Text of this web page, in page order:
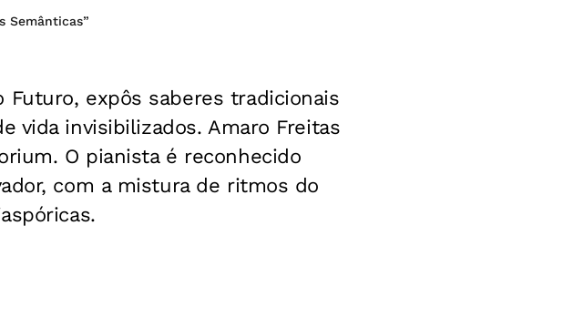
Semânticas”
Futuro, expôs saberes tradicionais
vida invisibilizados. Amaro Freitas
O pianista é reconhecido
com a mistura de ritmos do